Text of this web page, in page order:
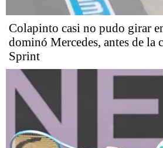
Colapinto casi no pudo girar
dominó Mercedes, antes de la
Sprint